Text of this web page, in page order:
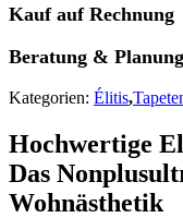
Kauf auf Rechnung
Beratung & Planung
Kategorien: Élitis,
Hochwertige
Das
Wohnästhetik